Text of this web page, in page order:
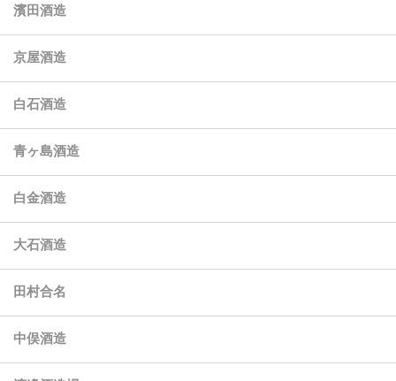
濱田酒造
京屋酒造
白石酒造
青ヶ島酒造
白金酒造
大石酒造
田村合名
中俣酒造